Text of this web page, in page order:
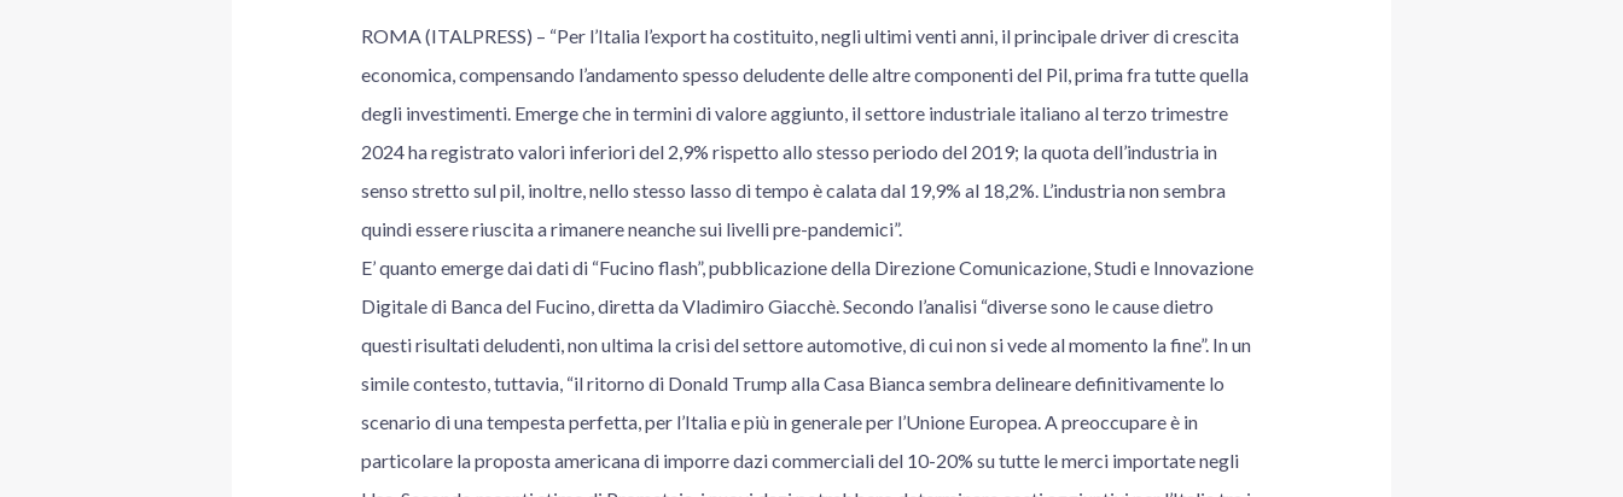
ROMA (ITALPRESS) – “Per l’Italia l’export ha costituito, negli ultimi venti anni, il principale driver di crescita
economica, compensando l’andamento spesso deludente delle altre componenti del Pil, prima fra tutte quella
degli investimenti. Emerge che in termini di valore aggiunto, il settore industriale italiano al terzo trimestre
2024 ha registrato valori inferiori del 2,9% rispetto allo stesso periodo del 2019; la quota dell’industria in
senso stretto sul pil, inoltre, nello stesso lasso di tempo è calata dal 19,9% al 18,2%. L’industria non sembra
quindi essere riuscita a rimanere neanche sui livelli pre-pandemici”.
E’ quanto emerge dai dati di “Fucino flash”, pubblicazione della Direzione Comunicazione, Studi e Innovazione
Digitale di Banca del Fucino, diretta da Vladimiro Giacchè. Secondo l’analisi “diverse sono le cause dietro
questi risultati deludenti, non ultima la crisi del settore automotive, di cui non si vede al momento la fine”. In un
simile contesto, tuttavia, “il ritorno di Donald Trump alla Casa Bianca sembra delineare definitivamente lo
scenario di una tempesta perfetta, per l’Italia e più in generale per l’Unione Europea. A preoccupare è in
particolare la proposta americana di imporre dazi commerciali del 10-20% su tutte le merci importate negli